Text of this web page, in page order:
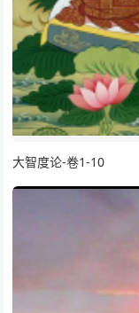
大智度论-卷1-10